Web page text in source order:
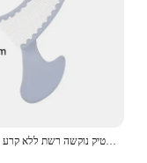
50pcs pcs הרושם שיניים חד פעמי מגשים ערכות רישום המגש עם מסגרת פלסטיק נוקשה רשת ללא קרע